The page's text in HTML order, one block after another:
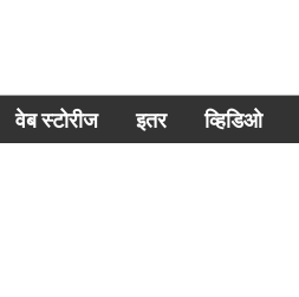
वेब स्टोरीज इतर व्हिडिओ